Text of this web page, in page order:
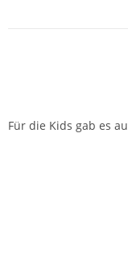
Für die Kids gab es